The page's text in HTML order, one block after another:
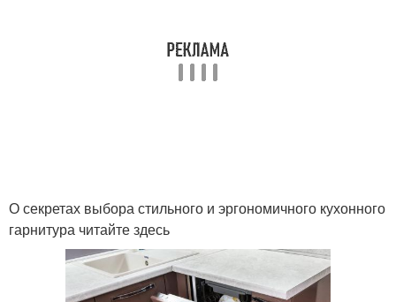
О секретах выбора стильного и эргономичного кухонного
гарнитура читайте здесь